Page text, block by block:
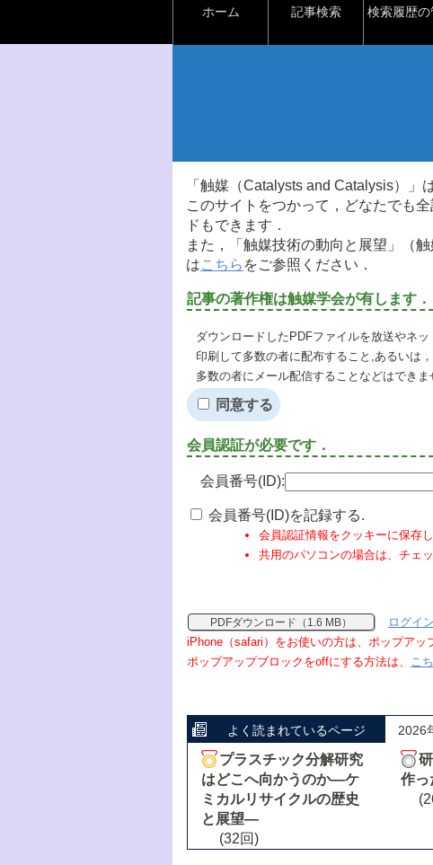
ホーム 記事検索 検索履歴の
「触媒（Catalysts and Catalysis）」
このサイトをつかって，どなたでも
ドもできます．
また，「触媒技術の動向と展望」（
はこちら をご参照ください．
記事の著作権は触媒学会が有します．
ダウンロードしたPDFファイルを放送やネ
印刷して多数の者に配布すること,あるいは，
多数の者にメール配信することなどはできま
同意する
会員認証が必要です．
会員番号(ID):
会員番号(ID)を記録する.
会員認証情報をクッキーに保存
共用のパソコンの場合は、チェ
PDFダウンロード（1.6 MB）
ログイ
iPhone（safari）をお使いの方は、ポップアッ
ポップアップブロックをoffにする方法は、 こ
よく読まれているページ 2026
プラスチック分解研究
はどこへ向かうのか―ケ
ミカルリサイクルの歴史
と展望―
(32回)
作っ